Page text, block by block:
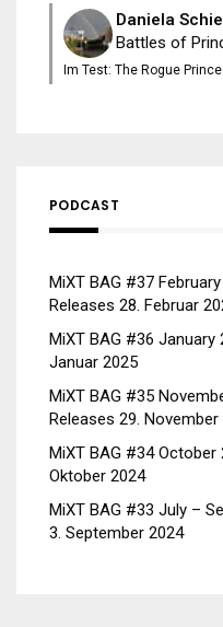
Daniela
Battles of
Im Test: The Rogue
PODCAST
MiXT BAG #37
Releases 28. Februar
MiXT BAG #36 January
Januar 2025
MiXT BAG #35
Releases 29. November
MiXT BAG #34 October
Oktober 2024
MiXT BAG #33 July –
3. September 2024